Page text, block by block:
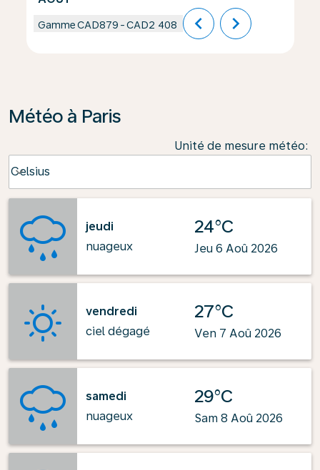
GammeCAD879 -CAD2 408 chevron_left chevron_right
Météo à Paris
Unité de mesure météo:
Celsius
keyboard_arrow_down
jeudi
nuageux
24°C
Jeu 6 Aoû 2026
vendredi
ciel dégagé
27°C
Ven 7 Aoû 2026
samedi
nuageux
29°C
Sam 8 Aoû 2026